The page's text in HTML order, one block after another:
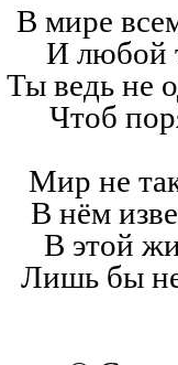
В мире
И любой
Ты ведь не
Чтоб
Мир не
В нём
В этой
Лишь бы